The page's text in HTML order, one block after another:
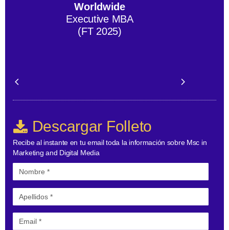
Worldwide
Executive MBA
(FT 2025)
Descargar Folleto
Recibe al instante en tu email toda la información sobre Msc in
Marketing and Digital Media